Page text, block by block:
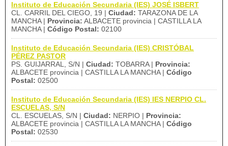
Instituto de Educación Secundaria (IES) JOSÉ ISBERT
CL. CARRIL DEL CIEGO, 19 | Ciudad: TARAZONA DE LA
MANCHA | Provincia: ALBACETE provincia | CASTILLA LA
MANCHA | Código Postal: 02100
Instituto de Educación Secundaria (IES) CRISTÓBAL
PÉREZ PASTOR
PS. GUIJARRAL, S/N | Ciudad: TOBARRA | Provincia:
ALBACETE provincia | CASTILLA LA MANCHA | Código
Postal: 02500
Instituto de Educación Secundaria (IES) IES NERPIO CL.
ESCUELAS, S/N
CL. ESCUELAS, S/N | Ciudad: NERPIO | Provincia:
ALBACETE provincia | CASTILLA LA MANCHA | Código
Postal: 02530